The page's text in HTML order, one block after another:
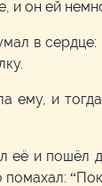
и он ей
в сердце:
ему, и
её и пошёл